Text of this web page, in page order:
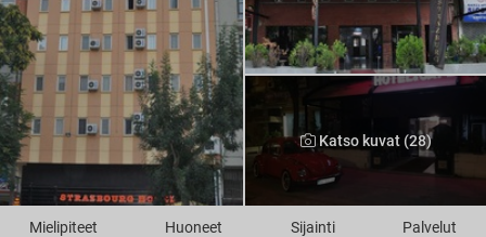
Katso kuvat (28)
Mielipiteet Huoneet Sijainti Palvelut